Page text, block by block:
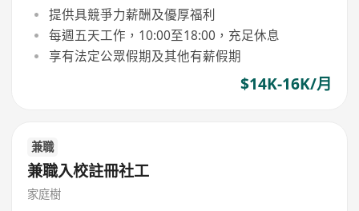
提供具競爭力薪酬及優厚福利
每週五天工作，10:00至18:00，充足休息
享有法定公眾假期及其他有薪假期
$14K-16K/月
兼職
兼職入校註冊社工
家庭樹